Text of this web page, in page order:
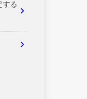
する